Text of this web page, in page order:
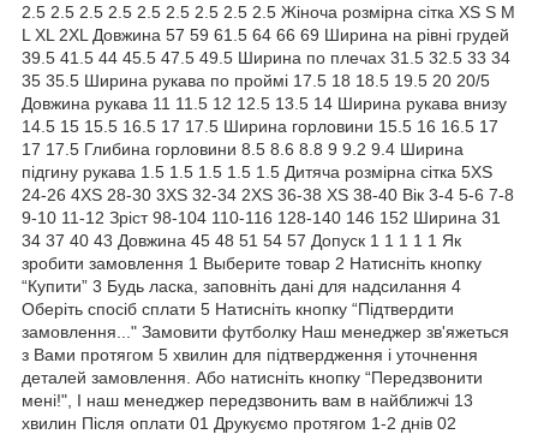
2.5 2.5 2.5 2.5 2.5 2.5 2.5 2.5 2.5 Жіноча розмірна сітка XS S M
L XL 2XL Довжина 57 59 61.5 64 66 69 Ширина на рівні грудей
39.5 41.5 44 45.5 47.5 49.5 Ширина по плечах 31.5 32.5 33 34
35 35.5 Ширина рукава по проймі 17.5 18 18.5 19.5 20 20/5
Довжина рукава 11 11.5 12 12.5 13.5 14 Ширина рукава внизу
14.5 15 15.5 16.5 17 17.5 Ширина горловини 15.5 16 16.5 17
17 17.5 Глибина горловини 8.5 8.6 8.8 9 9.2 9.4 Ширина
підгину рукава 1.5 1.5 1.5 1.5 1.5 Дитяча розмірна сітка 5XS
24-26 4XS 28-30 3XS 32-34 2XS 36-38 XS 38-40 Вік 3-4 5-6 7-8
9-10 11-12 Зріст 98-104 110-116 128-140 146 152 Ширина 31
34 37 40 43 Довжина 45 48 51 54 57 Допуск 1 1 1 1 1 Як
зробити замовлення 1 Выберите товар 2 Натисніть кнопку
“Купити” 3 Будь ласка, заповніть дані для надсилання 4
Оберіть спосіб сплати 5 Натисніть кнопку “Підтвердити
замовлення..." Замовити футболку Наш менеджер зв'яжеться
з Вами протягом 5 хвилин для підтвердження і уточнення
деталей замовлення. Або натисніть кнопку “Передзвонити
мені!", І наш менеджер передзвонить вам в найближчі 13
хвилин Після оплати 01 Друкуємо протягом 1-2 днів 02